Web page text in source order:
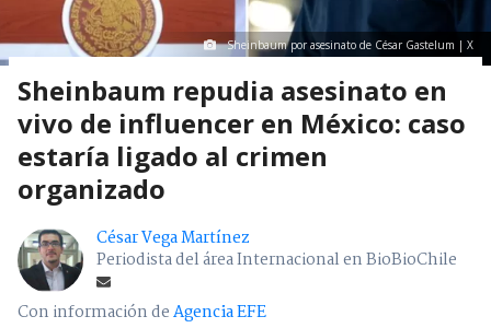
Sheinbaum por asesinato de César Gastelum | X
Sheinbaum repudia asesinato en
vivo de influencer en México: caso
estaría ligado al crimen
organizado
César Vega Martínez
Periodista del área Internacional en BioBioChile
Con información deAgencia EFE